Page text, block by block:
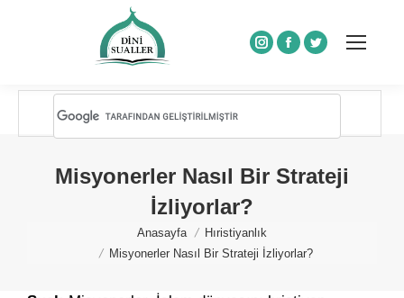
Instagram
Facebook
Twitter
Misyonerler Nasıl Bir Strateji
İzliyorlar?
Anasayfa
Hıristiyanlık
Misyonerler Nasıl Bir Strateji İzliyorlar?